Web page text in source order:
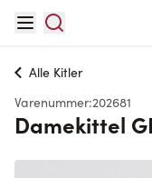
Alle Kitler
Varenummer:202681
Damekittel